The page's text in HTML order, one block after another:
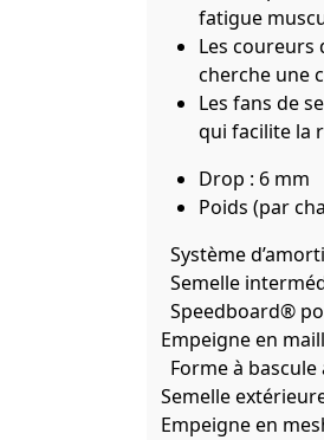
fatigue
Les
cherche une
Les fans de
qui facilite la
Drop : 6 mm
Poids (par
Système
Semelle
Speedboard®
Empeigne en
Forme à
Semelle
Empeigne en